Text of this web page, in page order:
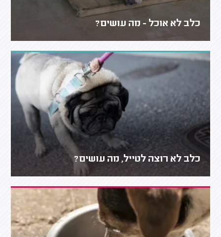
כלב לא אוכל - מה עושים?
כלב לא רוצה לטייל, מה עושים?